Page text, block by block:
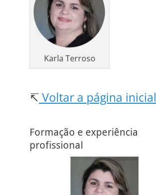
Karla Terroso
↸ Voltar a página inicial
Formação e experiência
profissional